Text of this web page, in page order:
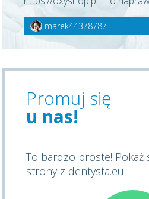
marek44378787
Promuj się
u nas!
To bardzo proste! Pokaż
strony z dentysta.eu